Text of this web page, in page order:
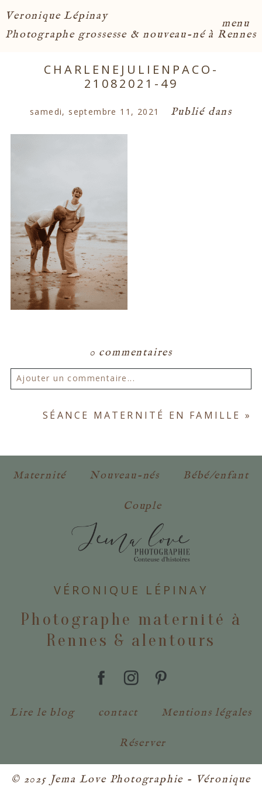
menu
Veronique Lépinay
Photographe grossesse & nouveau-né à Rennes
CHARLENEJULIENPACO-
21082021-49
samedi, septembre 11, 2021 Publié dans
0 commentaires
Ajouter un commentaire...
Votre email ne serajamais publié ou partagé.
SÉANCE MATERNITÉ EN FAMILLE »
Maternité Nouveau-nés Bébé/enfant
Couple
VÉRONIQUE LÉPINAY
Photographe maternité à
Rennes & alentours
Lire le blog contact Mentions légales
Réserver
© 2025 Jema Love Photographie - Véronique